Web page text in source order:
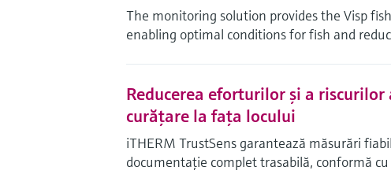
The monitoring solution provides the Visp
enabling optimal conditions for fish and
Reducerea eforturilor şi a
curăţare la faţa locului
iTHERM TrustSens garantează măsurări
documentaţie complet trasabilă, conformă